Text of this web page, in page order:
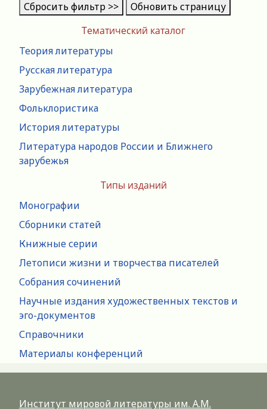
Тематический каталог
Теория литературы
Русская литература
Зарубежная литература
Фольклористика
История литературы
Литература народов России и Ближнего
зарубежья
Типы изданий
Монографии
Сборники статей
Книжные серии
Летописи жизни и творчества писателей
Собрания сочинений
Научные издания художественных текстов и
эго-документов
Справочники
Материалы конференций
Сбросить фильтр >> Обновить страницу
Институт мировой литературы им. А.М.